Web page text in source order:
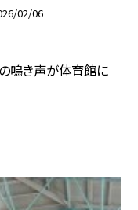
02/06
鳴き声が体育館に